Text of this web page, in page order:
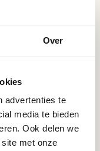
Over
advertenties te
media te bieden
Ook delen we
met onze